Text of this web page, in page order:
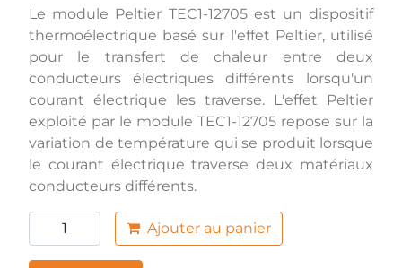
Le module Peltier TEC1-12705 est un dispositif
thermoélectrique basé sur l'effet Peltier, utilisé
pour le transfert de chaleur entre deux
conducteurs électriques différents lorsqu'un
courant électrique les traverse. L'effet Peltier
exploité par le module TEC1-12705 repose sur la
variation de température qui se produit lorsque
le courant électrique traverse deux matériaux
conducteurs différents.
Ajouter au panier